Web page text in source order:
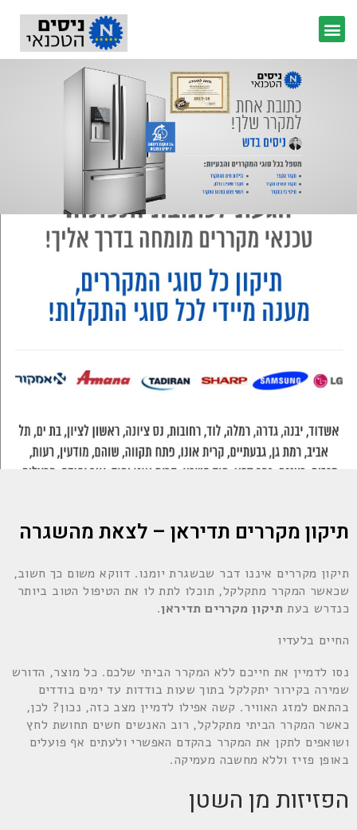
תיקון מקררים תדיראן – לצאת מהשגרה
תיקון מקררים איננו דבר שבשגרת יומנו. דווקא משום כך חשוב,
שכאשר המקרר מתקלקל, תוכלו לתת לו את הטיפול הטוב ביותר
כנדרש בעת תיקון מקררים תדיראן.
החיים בלעדיו
נסו לדמיין את חייכם ללא המקרר הביתי שלכם. כל מוצר, הדורש
שמירה בקירור יתקלקל בתוך שעות בודדות עד ימים בודדים
בהתאם למזג האוויר. קשה אפילו לדמיין מצב כזה, נכון? לכן,
כאשר המקרר הביתי מתקלקל, רוב האנשים חשים תחושת לחץ
ושואפים לתקן את המקרר בהקדם האפשרי ולעתים אף פועלים
באופן פזיז וללא מחשבה מעמיקה.
הפזיזות מן השטן